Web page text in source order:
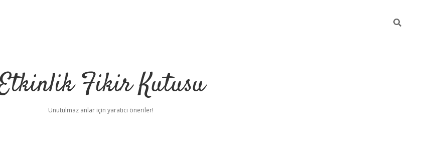
Fikir Kutusu
Unutulmaz anlar için yaratıcı öneriler!